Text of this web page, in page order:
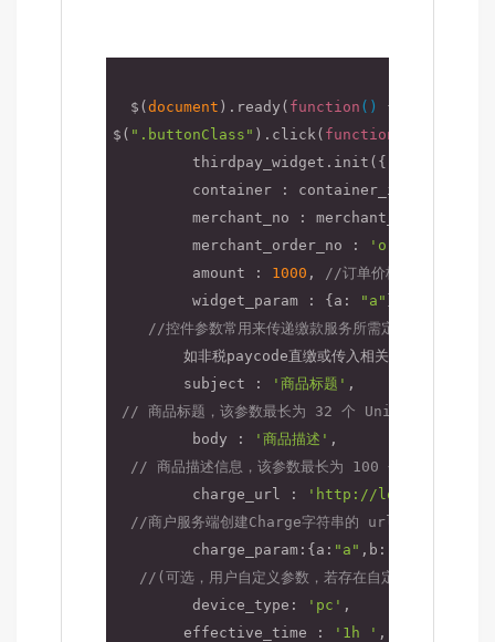
  $(
document ).ready( function ( ) {
$( ".buttonClass" ).click( function
         thirdpay_widget.init({
container : container_id,
         merchant_no : merchant_no,
         merchant_order_no :
         amount :
1000 ,
//订单价格，单位：人民
         widget_param : {
a : "a" },
//控件参数常用来传递缴款服务所需定义的内容，
如非税paycode直缴或传入相关缴费信息生成缴
        subject :
'商品标题' ,
// 商品标题，该参数最长为 32 个 Unicode 字符(商户
         body :
'商品描述' ,
// 商品描述信息，该参数最长为 100 个 Unicode 字
         charge_url :
'http://localhost:8081/
//商户服务端创建Charge字符串的 url
         charge_param:{
a : "a" , b :
//(可选，用户自定义参数，若存在自定义参数则我
         device_type:
'pc' ,
effective_time : '1h ' ,